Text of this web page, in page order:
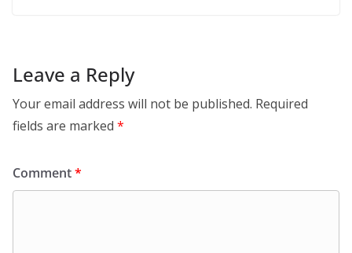
Leave a Reply
Your email address will not be published. Required
fields are marked *
Comment*